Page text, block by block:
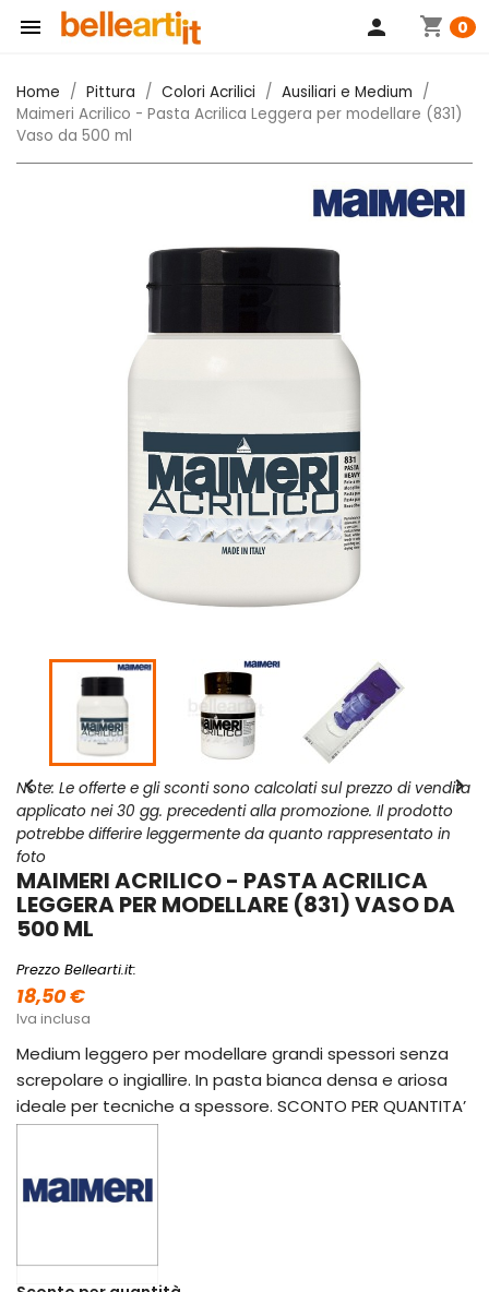
 shopping_cart 0
person
Home Pittura Colori Acrilici
Ausiliari e Medium
Maimeri Acrilico - Pasta Acrilica Leggera per modellare (831)
Vaso da 500 ml
 
Note: Le offerte e gli sconti sono calcolati sul prezzo di vendita
applicato nei 30 gg. precedenti alla promozione. Il prodotto
potrebbe differire leggermente da quanto rappresentato in
foto
MAIMERI ACRILICO - PASTA ACRILICA
LEGGERA PER MODELLARE (831) VASO DA
500 ML
Prezzo Bellearti.it:
18,50 €
Iva inclusa
Medium leggero per modellare grandi spessori senza
screpolare o ingiallire. In pasta bianca densa e ariosa
ideale per tecniche a spessore. SCONTO PER QUANTITA’